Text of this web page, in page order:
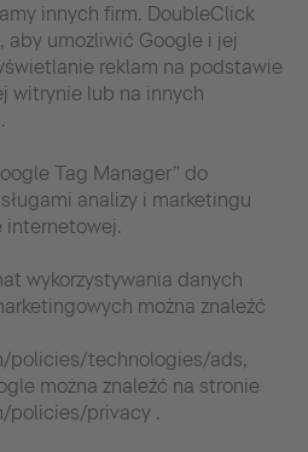
innych firm. DoubleClick
aby umożliwić Google i jej
reklam na podstawie
witrynie lub na innych
Tag Manager” do
analizy i marketingu
internetowej.
wykorzystywania danych
można znaleźć
policies/technologies/ads,
można znaleźć na stronie
policies/privacy .